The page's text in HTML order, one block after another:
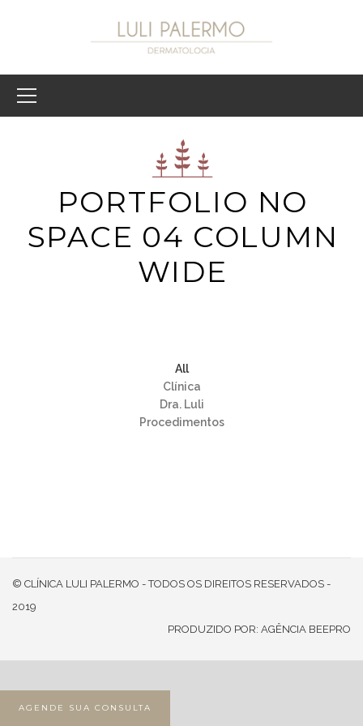
PORTFOLIO NO
SPACE 04 COLUMN
WIDE
All
Clínica
Dra. Luli
Procedimentos
AGENDE SUA CONSULTA
©‎ CLÍNICA LULI PALERMO - TODOS OS DIREITOS RESERVADOS -
2019
PRODUZIDO POR: AGÊNCIA BEEPRO